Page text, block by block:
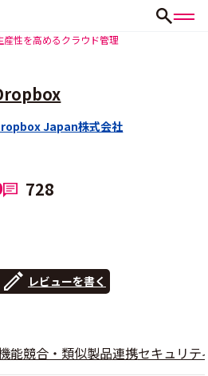
産性を高めるクラウド管理
Japan株式会社
728
レビューを書く
能競合・類似製品連携セキュリテ